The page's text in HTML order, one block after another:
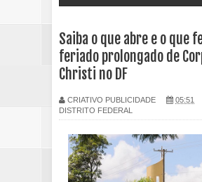
Saiba o que abre e o que
feriado prolongado de
Christi no DF
CRIATIVO PUBLICIDADE
05:51
DISTRITO FEDERAL